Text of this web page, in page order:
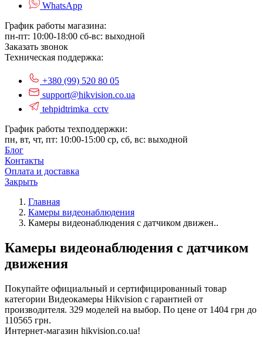
WhatsApp
График работы магазина:
пн-пт: 10:00-18:00 сб-вс: выходной
Заказать звонок
Техническая поддержка:
+380 (99) 520 80 05
support@hikvision.co.ua
tehpidtrimka_cctv
График работы техподдержки:
пн, вт, чт, пт: 10:00-15:00 ср, сб, вс: выходной
Блог
Контакты
Оплата и доставка
Закрыть
Главная
Камеры видеонаблюдения
Камеры видеонаблюдения с датчиком движен..
Камеры видеонаблюдения с датчиком
движения
Покупайте официальный и сертифицированный товар
категории Видеокамеры Hikvision с гарантией от
производителя. 329 моделей на выбор. По цене от 1404 грн до
110565 грн.
Интернет-магазин hikvision.co.ua!